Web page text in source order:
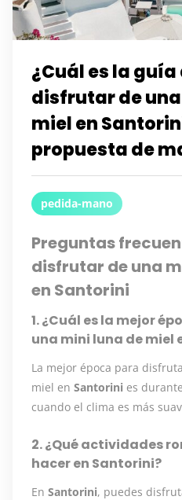
¿Cuál es la
disfrutar de
miel en
propuesta de
pedida-mano
Preguntas
disfrutar de una
en Santorini
1. ¿Cuál es la mejor
una mini luna de miel
La mejor época para
miel en Santorini es
cuando el clima es más
2. ¿Qué actividades
hacer en Santorini?
En Santorini, puedes